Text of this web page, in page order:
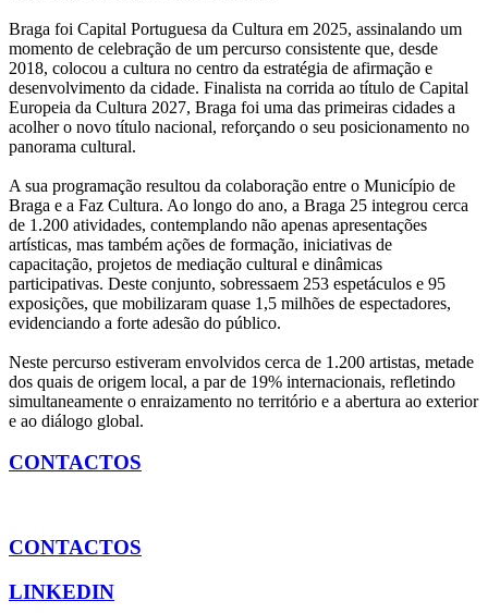
Braga foi Capital Portuguesa da Cultura em 2025, assinalando um
momento de celebração de um percurso consistente que, desde
2018, colocou a cultura no centro da estratégia de afirmação e
desenvolvimento da cidade. Finalista na corrida ao título de Capital
Europeia da Cultura 2027, Braga foi uma das primeiras cidades a
acolher o novo título nacional, reforçando o seu posicionamento no
panorama cultural.
A sua programação resultou da colaboração entre o Município de
Braga e a Faz Cultura. Ao longo do ano, a Braga 25 integrou cerca
de 1.200 atividades, contemplando não apenas apresentações
artísticas, mas também ações de formação, iniciativas de
capacitação, projetos de mediação cultural e dinâmicas
participativas. Deste conjunto, sobressaem 253 espetáculos e 95
exposições, que mobilizaram quase 1,5 milhões de espectadores,
evidenciando a forte adesão do público.
Neste percurso estiveram envolvidos cerca de 1.200 artistas, metade
dos quais de origem local, a par de 19% internacionais, refletindo
simultaneamente o enraizamento no território e a abertura ao exterior
e ao diálogo global.
CONTACTOS
CONTACTOS
LINKEDIN